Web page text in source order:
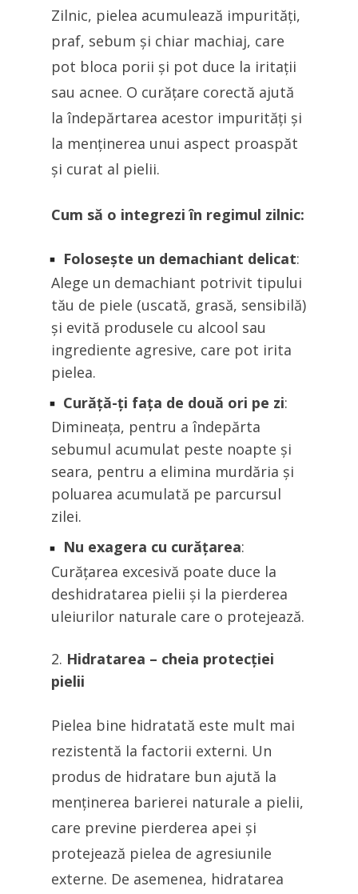
Zilnic, pielea acumulează impurități,
praf, sebum și chiar machiaj, care
pot bloca porii și pot duce la iritații
sau acnee. O curățare corectă ajută
la îndepărtarea acestor impurități și
la menținerea unui aspect proaspăt
și curat al pielii.
Cum să o integrezi în regimul zilnic:
Folosește un demachiant delicat:
Alege un demachiant potrivit tipului
tău de piele (uscată, grasă, sensibilă)
și evită produsele cu alcool sau
ingrediente agresive, care pot irita
pielea.
Curăță-ți fața de două ori pe zi:
Dimineața, pentru a îndepărta
sebumul acumulat peste noapte și
seara, pentru a elimina murdăria și
poluarea acumulată pe parcursul
zilei.
Nu exagera cu curățarea:
Curățarea excesivă poate duce la
deshidratarea pielii și la pierderea
uleiurilor naturale care o protejează.
Hidratarea – cheia protecției
pielii
Pielea bine hidratată este mult mai
rezistentă la factorii externi. Un
produs de hidratare bun ajută la
menținerea barierei naturale a pielii,
care previne pierderea apei și
protejează pielea de agresiunile
externe. De asemenea, hidratarea